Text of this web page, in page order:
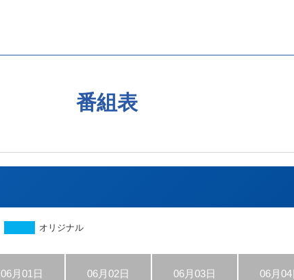
番組表
オリジナル
06月01日
06月02日
06月03日
06月04